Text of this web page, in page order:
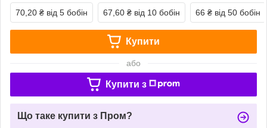
70,20 ₴ від 5 бобін 67,60 ₴ від 10 бобін 66 ₴ від 50 бобін
Купити
або
Купити з
Що таке купити з Пром?